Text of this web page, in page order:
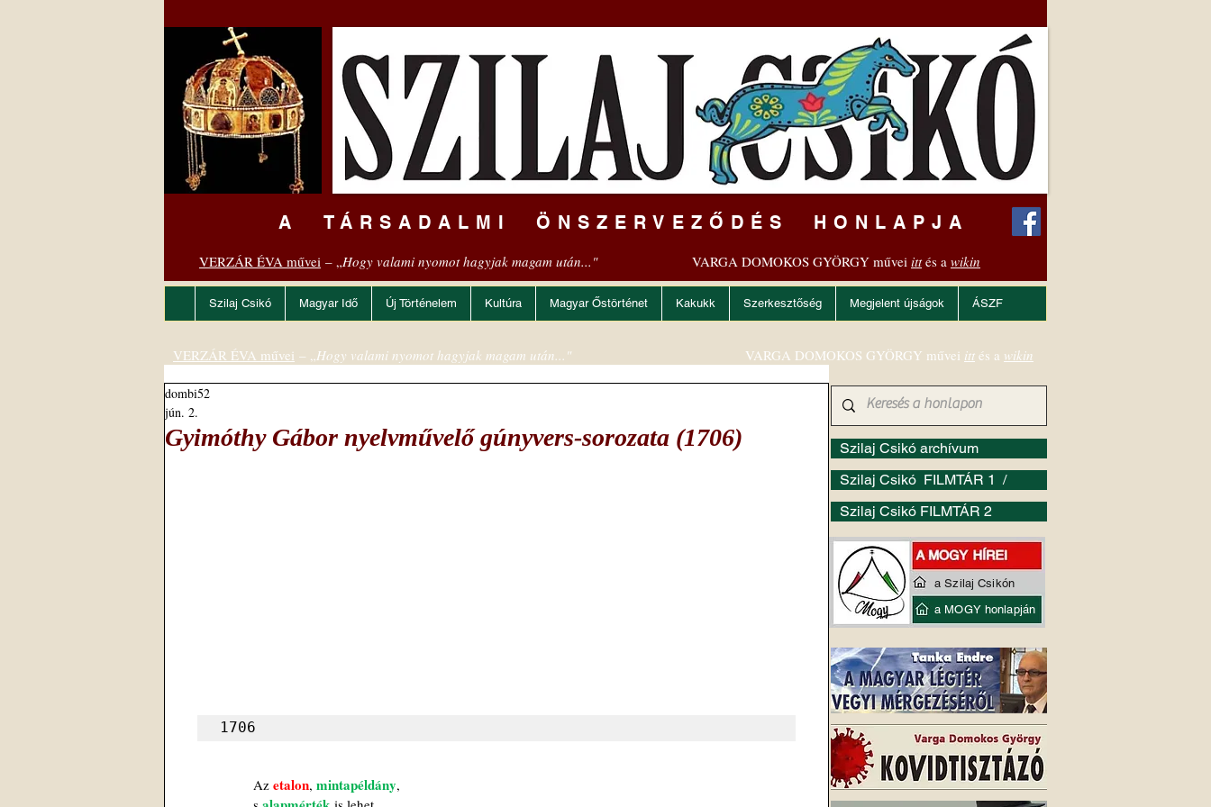
A TÁRSADALMI ÖNSZERVEZŐDÉS HONLAPJA
VERZÁR ÉVA művei – „Hogy valami nyomot hagyjak magam után..." VARGA DOMOKOS GYÖRGY művei ittés a wikin
Szilaj Csikó Magyar Idő Új Történelem Kultúra Magyar Őstörténet Kakukk Szerkesztőség Megjelent újságok ÁSZF
Gyimóthy Gábor nyelvművelő gúnyvers-sorozata (1706)
dombi52
jún. 2.
1706
Az etalon, mintapéldány,
Szilaj Csikó archívum
Szilaj Csikó FILMTÁR 1 /
Szilaj Csikó FILMTÁR 2
VERZÁR ÉVA művei – „Hogy valami nyomot hagyjak magam után..." VARGA DOMOKOS GYÖRGY művei itt és a wikin
a Szilaj Csikón
a MOGY honlapján